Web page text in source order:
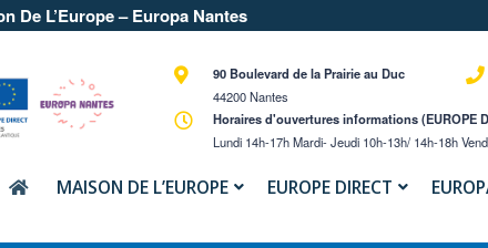
De L’Europe – Europa Nantes
90 Boulevard de la Prairie au Duc
44200 Nantes
Horaires d'ouvertures informations (EUROPE
Lundi 14h-17h Mardi- Jeudi 10h-13h/ 14h-18h
MAISON DE L’EUROPE EUROPE DIRECT